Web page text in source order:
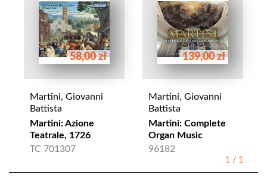
58,00 zł
Martini, Giovanni
Battista
Martini: Azione
Teatrale, 1726
TC 701307
139,00 zł
Martini, Giovanni
Battista
Martini: Complete
Organ Music
96182
1 / 1